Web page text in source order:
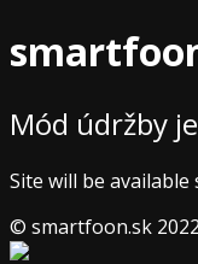
Mód údržby
Site will be
© smartfoon.sk 2022